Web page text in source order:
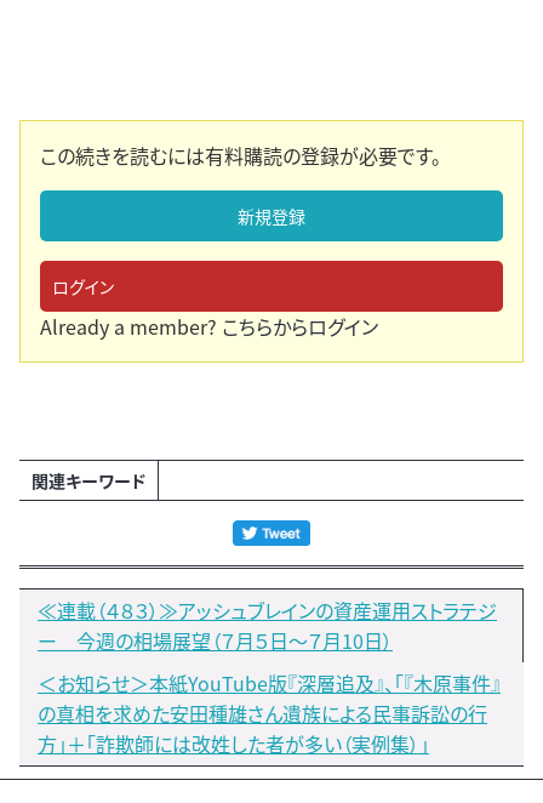
この続きを読むには有料購読の登録が必要です。
新規登録
ログイン
Already a member? こちらからログイン
関連キーワード
≪連載（４８３）≫アッシュブレインの資産運用ストラテジ
ー 今週の相場展望（７月５日～７月10日）
＜お知らせ＞本紙YouTube版『深層追及』、「『木原事件』
の真相を求めた安田種雄さん遺族による民事訴訟の行
方」＋「詐欺師には改姓した者が多い（実例集）」